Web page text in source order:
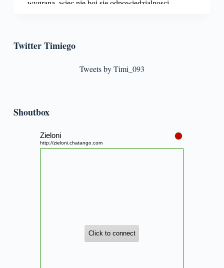
Twitter Timiego
Tweets by Timi_093
Shoutbox